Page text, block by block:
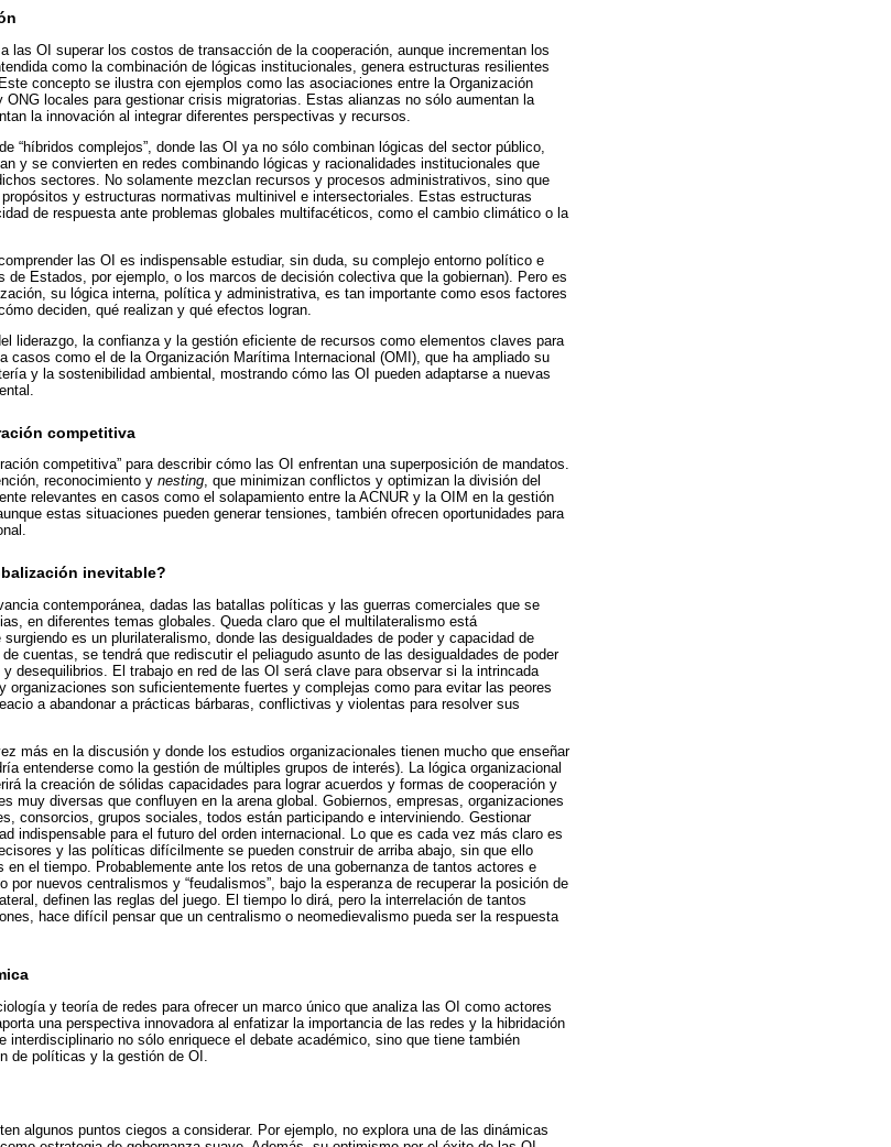
las OI superar los costos de transacción de la cooperación, aunque incrementan los
como la combinación de lógicas institucionales, genera estructuras resilientes
concepto se ilustra con ejemplos como las asociaciones entre la Organización
ONG locales para gestionar crisis migratorias. Estas alianzas no sólo aumentan la
la innovación al integrar diferentes perspectivas y recursos.
“híbridos complejos”, donde las OI ya no sólo combinan lógicas del sector público,
y se convierten en redes combinando lógicas y racionalidades institucionales que
sectores. No solamente mezclan recursos y procesos administrativos, sino que
y estructuras normativas multinivel e intersectoriales. Estas estructuras
de respuesta ante problemas globales multifacéticos, como el cambio climático o la
las OI es indispensable estudiar, sin duda, su complejo entorno político e
de Estados, por ejemplo, o los marcos de decisión colectiva que la gobiernan). Pero es
su lógica interna, política y administrativa, es tan importante como esos factores
deciden, qué realizan y qué efectos logran.
liderazgo, la confianza y la gestión eficiente de recursos como elementos claves para
casos como el de la Organización Marítima Internacional (OMI), que ha ampliado su
y la sostenibilidad ambiental, mostrando cómo las OI pueden adaptarse a nuevas
competitiva
competitiva” para describir cómo las OI enfrentan una superposición de mandatos.
reconocimiento y nesting, que minimizan conflictos y optimizan la división del
relevantes en casos como el solapamiento entre la ACNUR y la OIM en la gestión
estas situaciones pueden generar tensiones, también ofrecen oportunidades para
inevitable?
contemporánea, dadas las batallas políticas y las guerras comerciales que se
en diferentes temas globales. Queda claro que el multilateralismo está
es un plurilateralismo, donde las desigualdades de poder y capacidad de
cuentas, se tendrá que rediscutir el peliagudo asunto de las desigualdades de poder
desequilibrios. El trabajo en red de las OI será clave para observar si la intrincada
organizaciones son suficientemente fuertes y complejas como para evitar las peores
a abandonar a prácticas bárbaras, conflictivas y violentas para resolver sus
más en la discusión y donde los estudios organizacionales tienen mucho que enseñar
entenderse como la gestión de múltiples grupos de interés). La lógica organizacional
la creación de sólidas capacidades para lograr acuerdos y formas de cooperación y
muy diversas que confluyen en la arena global. Gobiernos, empresas, organizaciones
consorcios, grupos sociales, todos están participando e interviniendo. Gestionar
indispensable para el futuro del orden internacional. Lo que es cada vez más claro es
y las políticas difícilmente se pueden construir de arriba abajo, sin que ello
el tiempo. Probablemente ante los retos de una gobernanza de tantos actores e
nuevos centralismos y “feudalismos”, bajo la esperanza de recuperar la posición de
definen las reglas del juego. El tiempo lo dirá, pero la interrelación de tantos
hace difícil pensar que un centralismo o neomedievalismo pueda ser la respuesta
y teoría de redes para ofrecer un marco único que analiza las OI como actores
una perspectiva innovadora al enfatizar la importancia de las redes y la hibridación
interdisciplinario no sólo enriquece el debate académico, sino que tiene también
de políticas y la gestión de OI.
algunos puntos ciegos a considerar. Por ejemplo, no explora una de las dinámicas